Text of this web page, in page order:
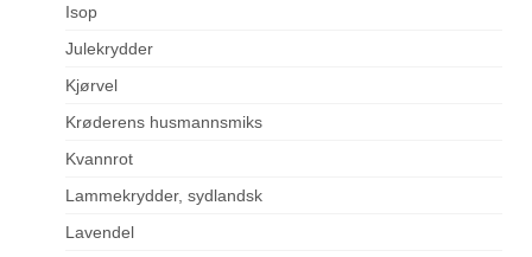
Isop
Julekrydder
Kjørvel
Krøderens husmannsmiks
Kvannrot
Lammekrydder, sydlandsk
Lavendel